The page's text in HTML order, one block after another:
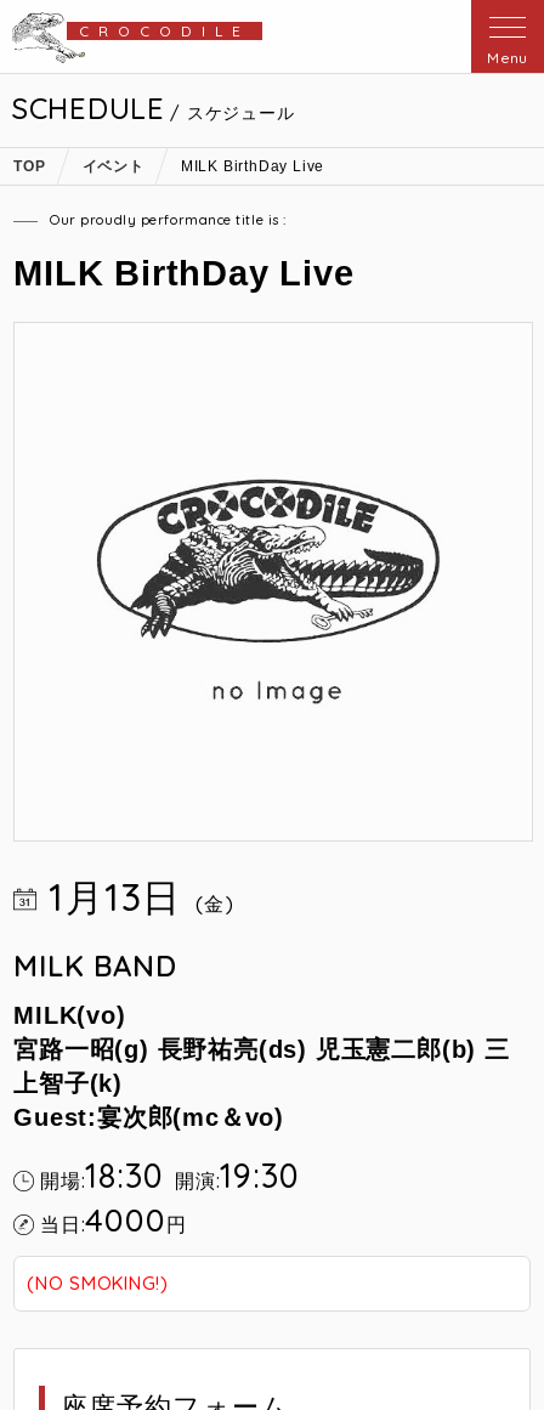
CROCODILE
Menu
SCHEDULE / スケジュール
TOP イベント MILK BirthDay Live
Our proudly performance title is :
MILK BirthDay Live
1月13日 (金)
MILK BAND
MILK(vo)
宮路一昭(g) 長野祐亮(ds) 児玉憲二郎(b) 三
上智子(k)
Guest:宴次郎(mc＆vo)
開場:18:30 開演:19:30
当日:4000円
(NO SMOKING!)